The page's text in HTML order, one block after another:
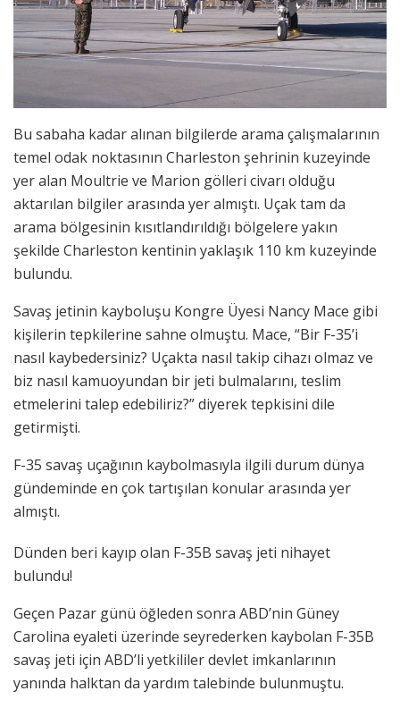
Bu sabaha kadar alınan bilgilerde arama çalışmalarının
temel odak noktasının Charleston şehrinin kuzeyinde
yer alan Moultrie ve Marion gölleri civarı olduğu
aktarılan bilgiler arasında yer almıştı. Uçak tam da
arama bölgesinin kısıtlandırıldığı bölgelere yakın
şekilde Charleston kentinin yaklaşık 110 km kuzeyinde
bulundu.
Savaş jetinin kayboluşu Kongre Üyesi Nancy Mace gibi
kişilerin tepkilerine sahne olmuştu. Mace, “Bir F-35’i
nasıl kaybedersiniz? Uçakta nasıl takip cihazı olmaz ve
biz nasıl kamuoyundan bir jeti bulmalarını, teslim
etmelerini talep edebiliriz?” diyerek tepkisini dile
getirmişti.
F-35 savaş uçağının kaybolmasıyla ilgili durum dünya
gündeminde en çok tartışılan konular arasında yer
almıştı.
Dünden beri kayıp olan F-35B savaş jeti nihayet
bulundu!
Geçen Pazar günü öğleden sonra ABD’nin Güney
Carolina eyaleti üzerinde seyrederken kaybolan F-35B
savaş jeti için ABD’li yetkililer devlet imkanlarının
yanında halktan da yardım talebinde bulunmuştu.